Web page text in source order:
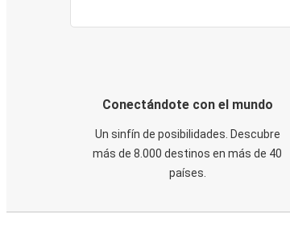
Conectándote con el mundo
Un sinfín de posibilidades. Descubre
más de 8.000 destinos en más de 40
países.